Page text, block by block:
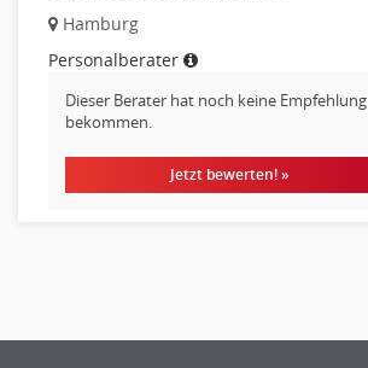
Mathematik, Produkt, Statistik
Versicherung: Sachbearbeitung
Ausbilder
Erwachsenenbildung
Universität, Fachhochschule
Hamburg
Personalberater
Dieser Berater hat noch keine Empfehlung
bekommen.
Jetzt bewerten! »